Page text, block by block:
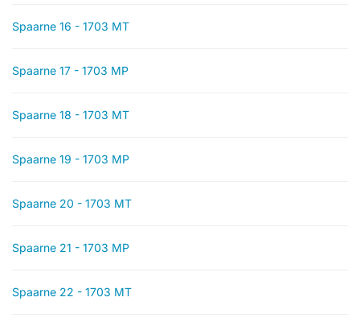
Spaarne 16 - 1703 MT
Spaarne 17 - 1703 MP
Spaarne 18 - 1703 MT
Spaarne 19 - 1703 MP
Spaarne 20 - 1703 MT
Spaarne 21 - 1703 MP
Spaarne 22 - 1703 MT